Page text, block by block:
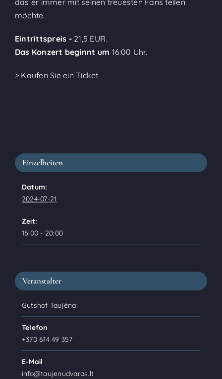
das er immer mit seinen treuesten Fans teilen
möchte.
Eintrittspreis -21,5 EUR.
Das Konzert beginnt um 16:00 Uhr.
> Kaufen Sie ein Ticket
Einzelheiten
Datum:
2024-07-21
Zeit:
16:00 - 20:00
Veranstalter
Gutshof Taujėnai
Telefon
+370 614 49 357
E-Mail
info@taujenudvaras.lt